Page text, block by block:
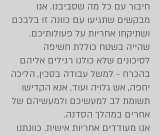
חיבור עם כל מה שסביבנו. אנו
מבקשים שתגיעו עם כוונה זו בלבכם
ושתיקחו אחריות על פעולותיכם.
שהייה בשטח כוללת חשיפה
לסיכונים שלא כולנו רגילים אליהם
בהכרח - למשל עבודה בסכין, הליכה
יחפה, אש גלויה ועוד. אנא הקדישו
תשומת לב למעשיכם ולמעשיהם של
אחרים במהלך הסדנה.
אנו מעודדים אחריות אישית. כוונתנו